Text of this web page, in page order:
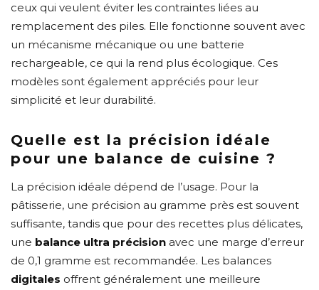
ceux qui veulent éviter les contraintes liées au
remplacement des piles. Elle fonctionne souvent avec
un mécanisme mécanique ou une batterie
rechargeable, ce qui la rend plus écologique. Ces
modèles sont également appréciés pour leur
simplicité et leur durabilité.
Quelle est la précision idéale
pour une balance de cuisine ?
La précision idéale dépend de l’usage. Pour la
pâtisserie, une précision au gramme près est souvent
suffisante, tandis que pour des recettes plus délicates,
une balance ultra précision avec une marge d’erreur
de 0,1 gramme est recommandée. Les balances
digitales offrent généralement une meilleure